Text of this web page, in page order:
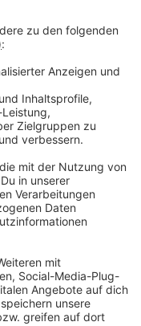
uns eine Woche
beteiligen und
befreien. Das
Jahr
großen
Im
rund